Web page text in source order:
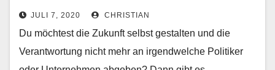
Crowdfunding
JULI 7, 2020 CHRISTIAN
Du möchtest die Zukunft selbst gestalten und die
Verantwortung nicht mehr an irgendwelche Politiker